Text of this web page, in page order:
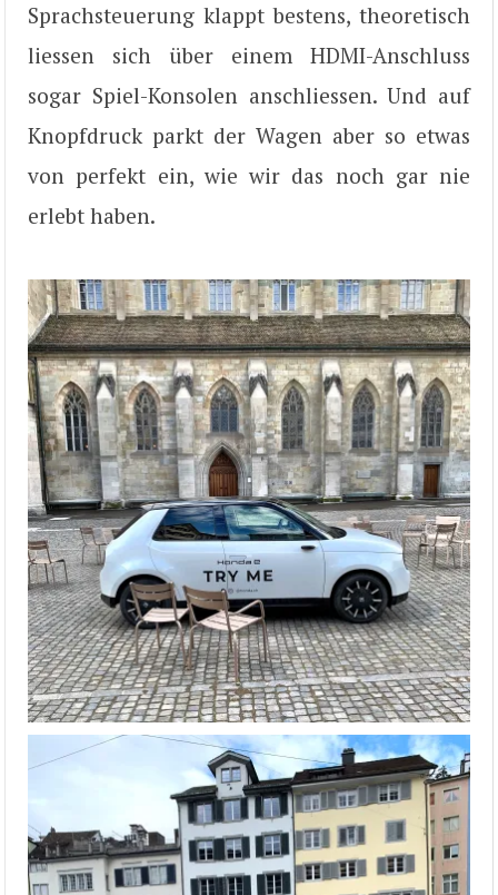
Sprachsteuerung klappt bestens, theoretisch
liessen sich über einem HDMI-Anschluss
sogar Spiel-Konsolen anschliessen. Und auf
Knopfdruck parkt der Wagen aber so etwas
von perfekt ein, wie wir das noch gar nie
erlebt haben.